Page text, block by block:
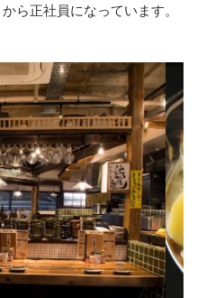
ら正社員になっています。